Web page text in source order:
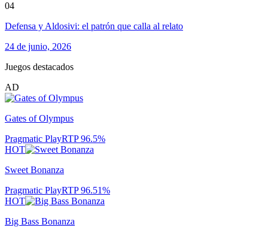
04
Defensa y Aldosivi: el patrón que calla al relato
24 de junio, 2026
Juegos destacados
AD
Gates of Olympus
Pragmatic PlayRTP96.5%
HOT
Sweet Bonanza
Pragmatic PlayRTP96.51%
HOT
Big Bass Bonanza